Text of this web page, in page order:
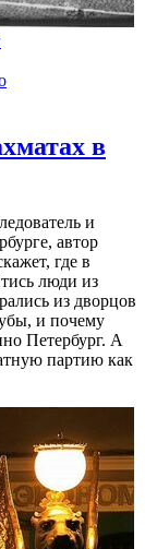
в
и
автор
где в
люди из
из дворцов
и почему
Петербург. А
партию как